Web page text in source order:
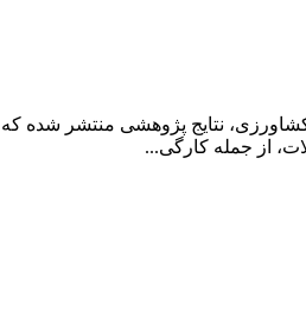
از جمله کارگی...